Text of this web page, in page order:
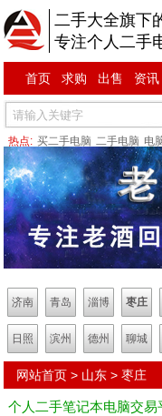
二手大全旗下
专注个人二手
首页 求购 出售 资讯
热点: 买二手电脑 二手电脑 电
济南 青岛 淄博 枣庄
日照 滨州 德州 聊城
网站首页 > 山东 >枣庄
个人二手笔记本电脑交易